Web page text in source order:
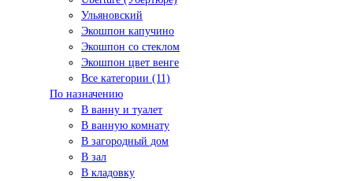
Ульяновский
Экошпон капучино
Экошпон со стеклом
Экошпон цвет венге
Все категории (11)
По назначению
В ванну и туалет
В ванную комнату
В загородный дом
В зал
В кладовку